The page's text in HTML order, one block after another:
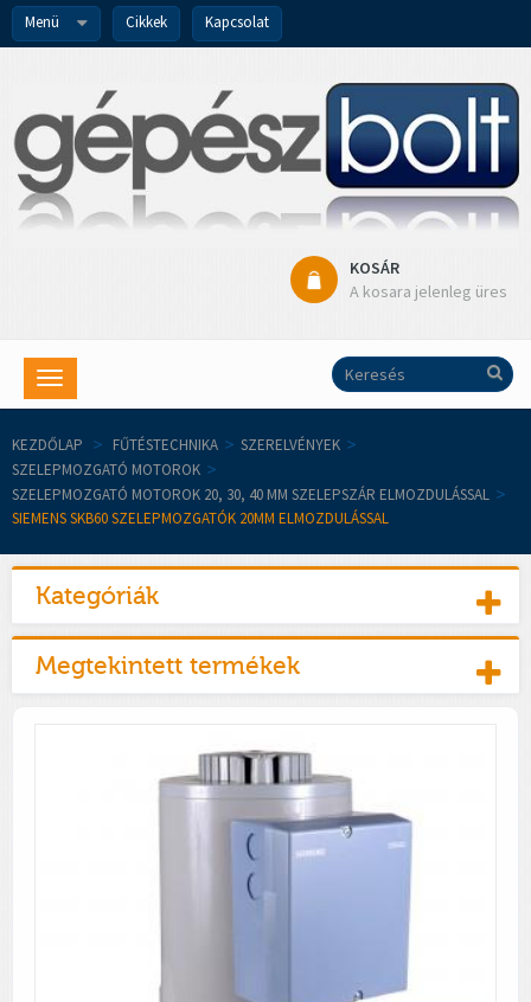
Menü Cikkek Kapcsolat
KOSÁR
A kosara jelenleg üres
Toggle
navigation
KEZDŐLAP > FŰTÉSTECHNIKA > SZERELVÉNYEK >
SZELEPMOZGATÓ MOTOROK >
SZELEPMOZGATÓ MOTOROK 20, 30, 40 MM SZELEPSZÁR ELMOZDULÁSSAL >
SIEMENS SKB60 SZELEPMOZGATÓK 20MM ELMOZDULÁSSAL
Kategóriák
Megtekintett termékek